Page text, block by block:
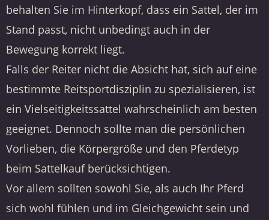
behalten Sie im Hinterkopf, dass ein Sattel, der im
Stand passt, nicht unbedingt auch in der
Bewegung korrekt liegt.
Falls der Reiter nicht die Absicht hat, sich auf eine
bestimmte Reitsportdisziplin zu spezialisieren, ist
ein Vielseitigkeitssattel wahrscheinlich am besten
geeignet. Dennoch sollte man die persönlichen
Vorlieben, die Körpergröße und den Pferdetyp
beim Sattelkauf berücksichtigen.
Vor allem sollten sowohl Sie, als auch Ihr Pferd
sich wohl fühlen und im Gleichgewicht sein und